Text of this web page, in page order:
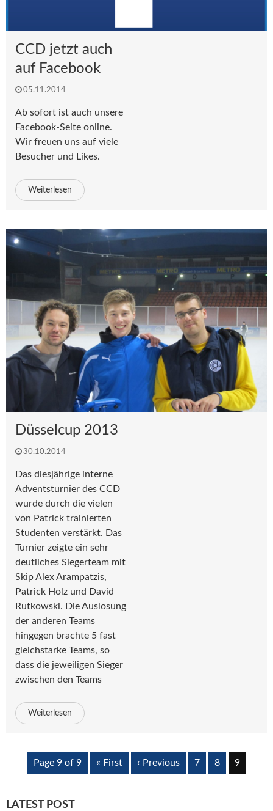
CCD jetzt auch
auf Facebook
05.11.2014
Ab sofort ist auch unsere
Facebook-Seite online.
Wir freuen uns auf viele
Besucher und Likes.
Weiterlesen
Düsselcup 2013
30.10.2014
Das diesjährige interne
Adventsturnier des CCD
wurde durch die vielen
von Patrick trainierten
Studenten verstärkt. Das
Turnier zeigte ein sehr
deutliches Siegerteam mit
Skip Alex Arampatzis,
Patrick Holz und David
Rutkowski. Die Auslosung
der anderen Teams
hingegen brachte 5 fast
gleichstarke Teams, so
dass die jeweiligen Sieger
zwischen den Teams
Weiterlesen
Page 9 of 9 « First ‹ Previous 7 8 9
LATEST POST